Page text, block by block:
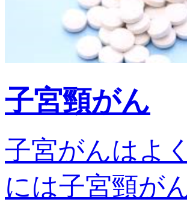
子宮頸がん
子宮がんはよ
には子宮頸が